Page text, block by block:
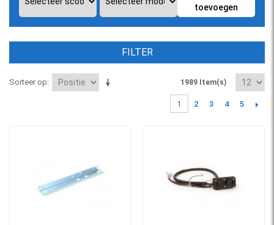
toevoegen
FILTER
Sorteer op 1989 Item(s)
1 2 3 4 5